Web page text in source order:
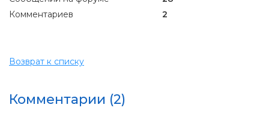
Комментариев
2
Возврат к списку
Комментарии (2)